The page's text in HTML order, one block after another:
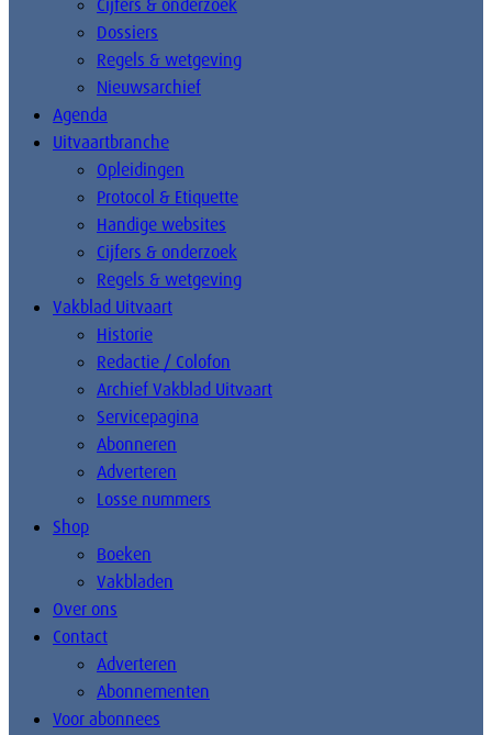
Cijfers & onderzoek
Dossiers
Regels & wetgeving
Nieuwsarchief
Agenda
Uitvaartbranche
Opleidingen
Protocol & Etiquette
Handige websites
Cijfers & onderzoek
Regels & wetgeving
Vakblad Uitvaart
Historie
Redactie / Colofon
Archief Vakblad Uitvaart
Servicepagina
Abonneren
Adverteren
Losse nummers
Shop
Boeken
Vakbladen
Over ons
Contact
Adverteren
Abonnementen
Voor abonnees